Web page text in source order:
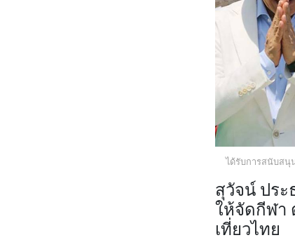
ได้รับการสนับสนุ
สุวัจน์ ประ
ให้จัดกีฬา
เที่ยวไทย